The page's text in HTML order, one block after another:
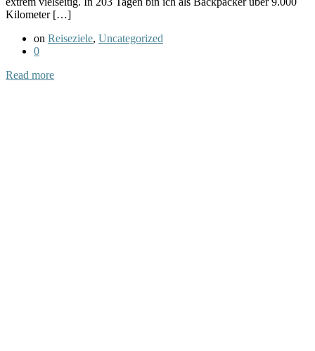
Kilometer […]
on Reiseziele, Uncategorized
0
Read more